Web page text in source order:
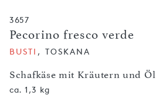
3657
Pecorino fresco verde
Schafkäse mit Kräutern und Öl
BUSTI , TOSKANA
ca. 1,3 kg